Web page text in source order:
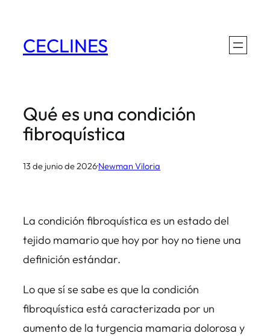
contenido
CECLINES
Qué es una condición
fibroquística
13 de junio de 2026·Newman Viloria
La condición fibroquística es un estado del
tejido mamario que hoy por hoy no tiene una
definición estándar.
Lo que sí se sabe es que la condición
fibroquística está caracterizada por un
aumento de la turgencia mamaria dolorosa y